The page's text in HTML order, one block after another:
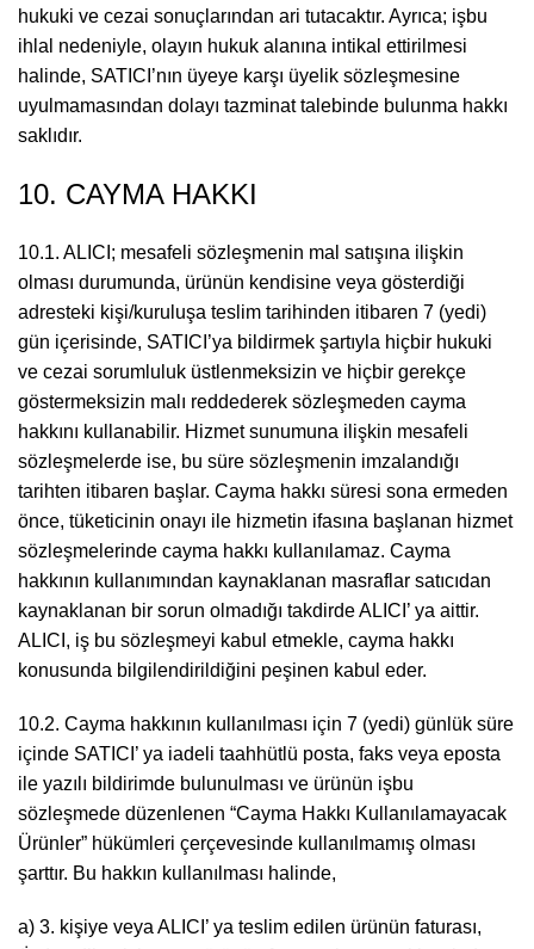
hukuki ve cezai sonuçlarından ari tutacaktır. Ayrıca; işbu
ihlal nedeniyle, olayın hukuk alanına intikal ettirilmesi
halinde, SATICI’nın üyeye karşı üyelik sözleşmesine
uyulmamasından dolayı tazminat talebinde bulunma hakkı
saklıdır.
10. CAYMA HAKKI
10.1. ALICI; mesafeli sözleşmenin mal satışına ilişkin
olması durumunda, ürünün kendisine veya gösterdiği
adresteki kişi/kuruluşa teslim tarihinden itibaren 7 (yedi)
gün içerisinde, SATICI’ya bildirmek şartıyla hiçbir hukuki
ve cezai sorumluluk üstlenmeksizin ve hiçbir gerekçe
göstermeksizin malı reddederek sözleşmeden cayma
hakkını kullanabilir. Hizmet sunumuna ilişkin mesafeli
sözleşmelerde ise, bu süre sözleşmenin imzalandığı
tarihten itibaren başlar. Cayma hakkı süresi sona ermeden
önce, tüketicinin onayı ile hizmetin ifasına başlanan hizmet
sözleşmelerinde cayma hakkı kullanılamaz. Cayma
hakkının kullanımından kaynaklanan masraflar satıcıdan
kaynaklanan bir sorun olmadığı takdirde ALICI’ ya aittir.
ALICI, iş bu sözleşmeyi kabul etmekle, cayma hakkı
konusunda bilgilendirildiğini peşinen kabul eder.
10.2. Cayma hakkının kullanılması için 7 (yedi) günlük süre
içinde SATICI’ ya iadeli taahhütlü posta, faks veya eposta
ile yazılı bildirimde bulunulması ve ürünün işbu
sözleşmede düzenlenen “Cayma Hakkı Kullanılamayacak
Ürünler” hükümleri çerçevesinde kullanılmamış olması
şarttır. Bu hakkın kullanılması halinde,
a) 3. kişiye veya ALICI’ ya teslim edilen ürünün faturası,